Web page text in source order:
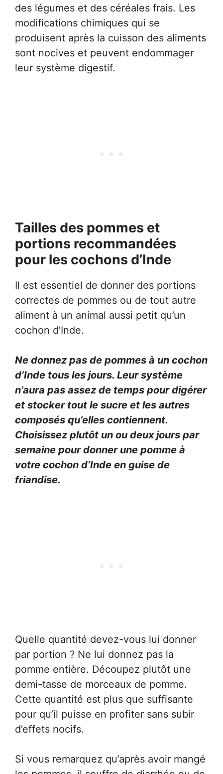
des légumes et des céréales frais. Les
modifications chimiques qui se
produisent après la cuisson des aliments
sont nocives et peuvent endommager
leur système digestif.
Tailles des pommes et
portions recommandées
pour les cochons d’Inde
Il est essentiel de donner des portions
correctes de pommes ou de tout autre
aliment à un animal aussi petit qu’un
cochon d’Inde.
Ne donnez pas de pommes à un cochon
d’Inde tous les jours. Leur système
n’aura pas assez de temps pour digérer
et stocker tout le sucre et les autres
composés qu’elles contiennent.
Choisissez plutôt un ou deux jours par
semaine pour donner une pomme à
votre cochon d’Inde en guise de
friandise.
Quelle quantité devez-vous lui donner
par portion ? Ne lui donnez pas la
pomme entière. Découpez plutôt une
demi-tasse de morceaux de pomme.
Cette quantité est plus que suffisante
pour qu’il puisse en profiter sans subir
d’effets nocifs.
Si vous remarquez qu’après avoir mangé